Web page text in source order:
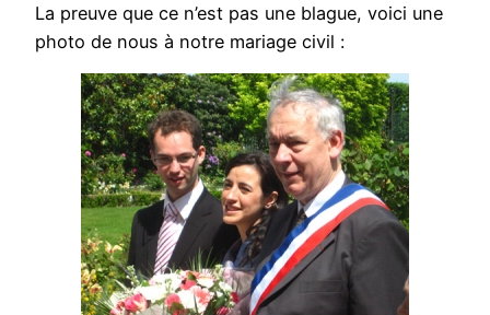
La preuve que ce n’est pas une blague, voici une
photo de nous à notre mariage civil :